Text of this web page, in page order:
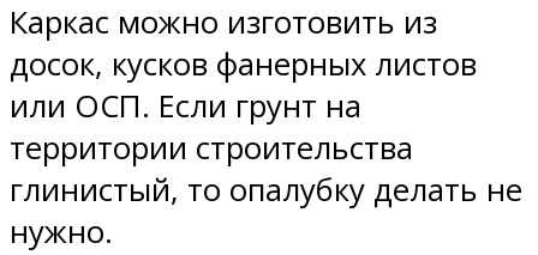
Каркас можно изготовить из
досок, кусков фанерных листов
или ОСП. Если грунт на
территории строительства
глинистый, то опалубку делать не
нужно.